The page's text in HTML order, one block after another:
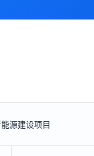
源建设项目